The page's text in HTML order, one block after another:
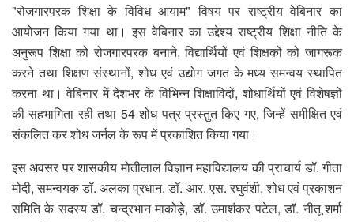
"रोजगारपरक शिक्षा के विविध आयाम" विषय पर राष्ट्रीय वेबिनार का
आयोजन किया गया था। इस वेबिनार का उद्देश्य राष्ट्रीय शिक्षा नीति के
अनुरूप शिक्षा को रोजगारपरक बनाने, विद्यार्थियों एवं शिक्षकों को जागरूक
करने तथा शिक्षण संस्थानों, शोध एवं उद्योग जगत के मध्य समन्वय स्थापित
करना था। वेबिनार में देशभर के विभिन्न शिक्षाविदों, शोधार्थियों एवं विशेषज्ञों
की सहभागिता रही तथा 54 शोध पत्र प्रस्तुत किए गए, जिन्हें समीक्षित एवं
संकलित कर शोध जर्नल के रूप में प्रकाशित किया गया।
इस अवसर पर शासकीय मोतीलाल विज्ञान महाविद्यालय की प्राचार्य डॉ. गीता
मोदी, समन्वयक डॉ. अलका प्रधान, डॉ. आर. एस. रघुवंशी, शोध एवं प्रकाशन
समिति के सदस्य डॉ. चन्द्रभान माकोड़े, डॉ. उमाशंकर पटेल, डॉ. नीतू शर्मा